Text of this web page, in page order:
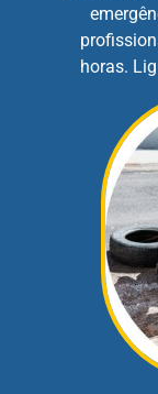
horas.